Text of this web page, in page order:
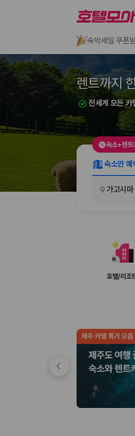
2000만 이용고객이 선택한 제주 렌트카 가
제주렌트카 가격비교는 카모
제주도 렌트카는 업체마다 차량 가격, 보험
일반자차, 완전자차,
셔틀 이동,
비교 후 원하는 차량을 바
제주렌트카 최저가는 차량 기본요금만으로
2. 보험 조건은 가격만큼 중요합니다
완전자차와 슈퍼자차는 업체별 보장 범위
3. 제주공항 접근성과 셔틀 조건을 함께
제주 렌트카는 차량 인수 위치와 셔틀 편의
숙박세일 쿠폰
렌트까지
전세계 모든 카
숙소+렌
숙소만 예
가고시마
호텔/리조